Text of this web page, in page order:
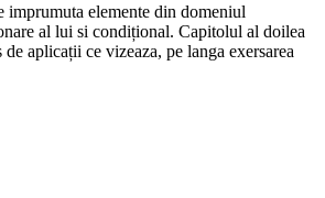
imprumuta elemente din domeniul
al lui si condițional. Capitolul al doilea
aplicații ce vizeaza, pe langa exersarea